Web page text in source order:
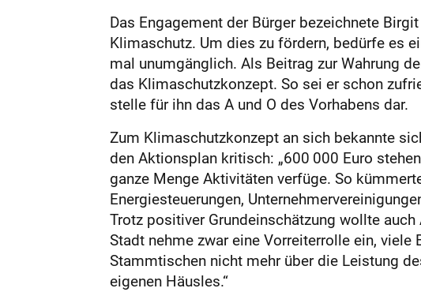
Das Engagement der Bürger bezeichnete
Klimaschutz. Um dies zu fördern, bedürfe es
mal unumgänglich. Als Beitrag zur Wahrung
das Klimaschutzkonzept. So sei er schon
stelle für ihn das A und O des Vorhabens dar.
Zum Klimaschutzkonzept an sich bekannte
den Aktionsplan kritisch: „600 000 Euro
ganze Menge Aktivitäten verfüge. So
Energiesteuerungen,
Trotz positiver Grundeinschätzung wollte
Stadt nehme zwar eine Vorreiterrolle ein,
Stammtischen nicht mehr über die Leistung
eigenen Häusles.“